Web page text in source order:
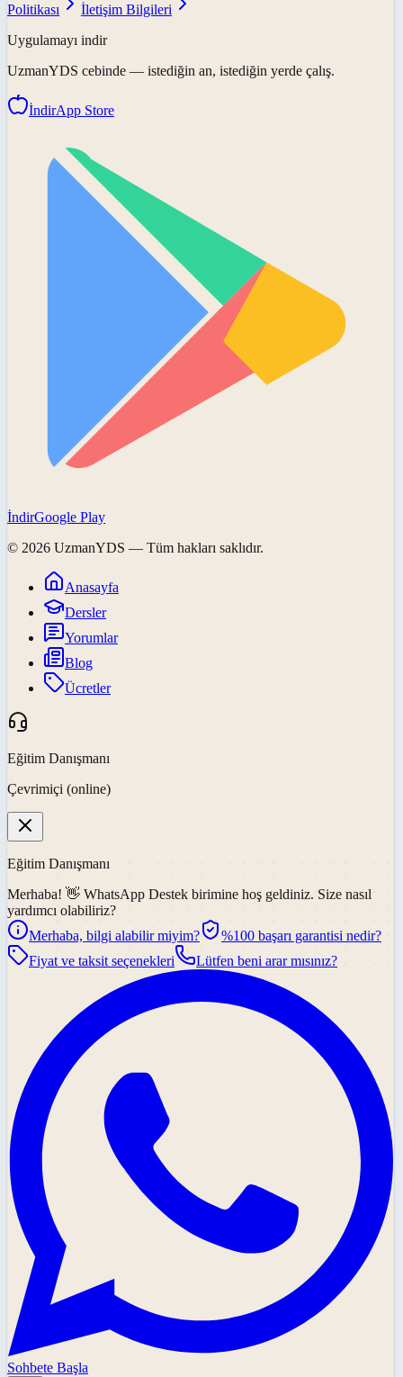
Politikası
İletişim Bilgileri
Uygulamayı indir
UzmanYDS cebinde — istediğin an, istediğin yerde çalış.
İndirApp Store
İndirGoogle Play
© 2026 UzmanYDS — Tüm hakları saklıdır.
Anasayfa
Dersler
Yorumlar
Blog
Ücretler
Eğitim Danışmanı
Çevrimiçi (online)
Eğitim Danışmanı
Merhaba! 👋 WhatsApp Destek birimine hoş geldiniz. Size nasıl
yardımcı olabiliriz?
Merhaba, bilgi alabilir miyim?
%100 başarı garantisi nedir?
Fiyat ve taksit seçenekleri
Lütfen beni arar mısınız?
Sohbete Başla